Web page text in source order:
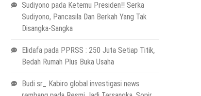
Sudiyono pada Ketemu Presiden!! Serka
Sudiyono, Pancasila Dan Berkah Yang Tak
Disangka-Sangka
Elidafapada PPRSS : 250 Juta Setiap Titik,
Bedah Rumah Plus Buka Usaha
Budi sr_ Kabiro global investigasi news